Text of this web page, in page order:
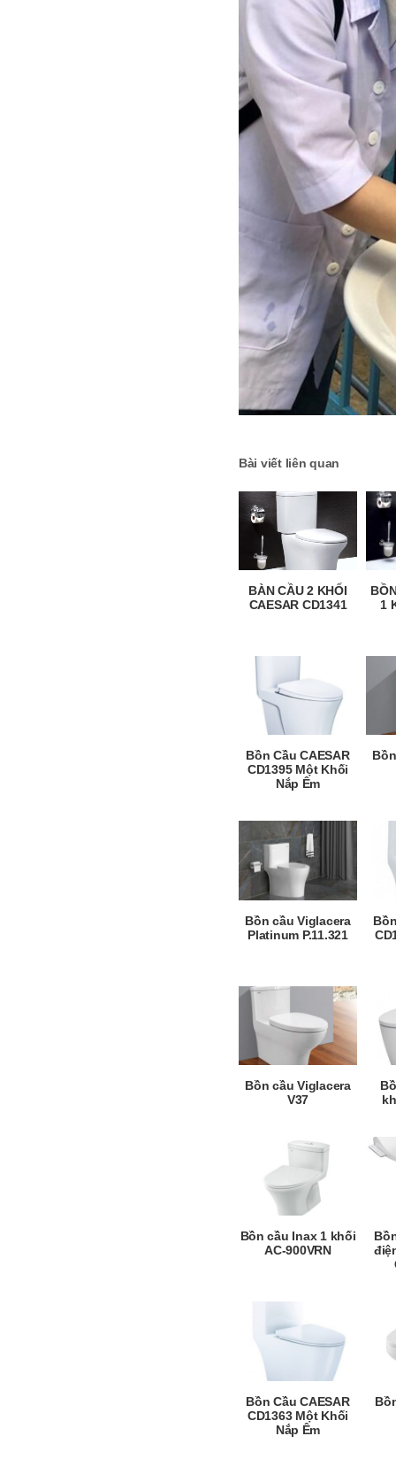
Bài viết liên quan
BÀN CẦU 2 KHỐI
CAESAR CD1341
1
Bồn Cầu CAESAR
CD1395 Một Khối
Nắp Êm
Bồn cầu Viglacera
Platinum P.11.321
Bồn cầu Viglacera
V37
Bồn cầu Inax 1 khối
AC-900VRN
Bồn Cầu CAESAR
CD1363 Một Khối
Nắp Êm